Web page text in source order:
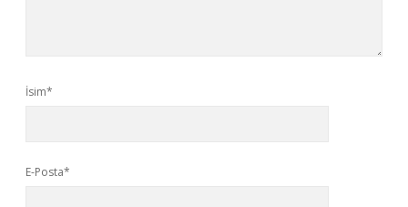
İsim*
E-Posta*